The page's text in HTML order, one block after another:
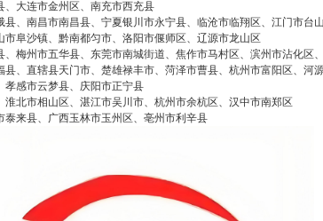
、大连市金州区、南充市西充县
、南昌市南昌县、宁夏银川市永宁县、临沧市临翔区、江门市台
阜沙镇、黔南都匀市、洛阳市偃师区、辽源市龙山区
梅州市五华县、东莞市南城街道、焦作市马村区、滨州市沾化区
、直辖县天门市、楚雄禄丰市、菏泽市曹县、杭州市富阳区、河
孝感市云梦县、庆阳市正宁县
北市相山区、湛江市吴川市、杭州市余杭区、汉中市南郑区
来县、广西玉林市玉州区、亳州市利辛县
金华美的空调400全
服务热线
美的空调售后的电话是多少 美
20 元 50 元
¥
限。